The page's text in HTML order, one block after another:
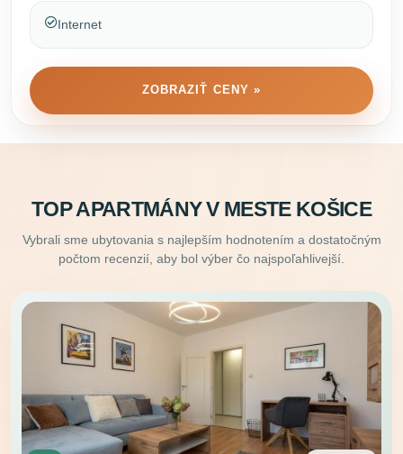
Internet
ZOBRAZIŤ CENY »
TOP APARTMÁNY V MESTE KOŠICE
Vybrali sme ubytovania s najlepším hodnotením a dostatočným
počtom recenzií, aby bol výber čo najspoľahlivejší.